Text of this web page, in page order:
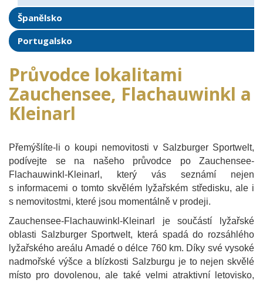
Španělsko
Portugalsko
Průvodce lokalitami
Zauchensee, Flachauwinkl a
Kleinarl
Přemýšlíte-li o koupi nemovitosti v Salzburger Sportwelt,
podívejte se na našeho průvodce po Zauchensee-
Flachauwinkl-Kleinarl, který vás seznámí nejen
s informacemi o tomto skvělém lyžařském středisku, ale i
s nemovitostmi, které jsou momentálně v prodeji.
Zauchensee-Flachauwinkl-Kleinarl je součástí lyžařské
oblasti Salzburger Sportwelt, která spadá do rozsáhlého
lyžařského areálu Amadé o délce 760 km. Díky své vysoké
nadmořské výšce a blízkosti Salzburgu je to nejen skvělé
místo pro dovolenou, ale také velmi atraktivní letovisko,